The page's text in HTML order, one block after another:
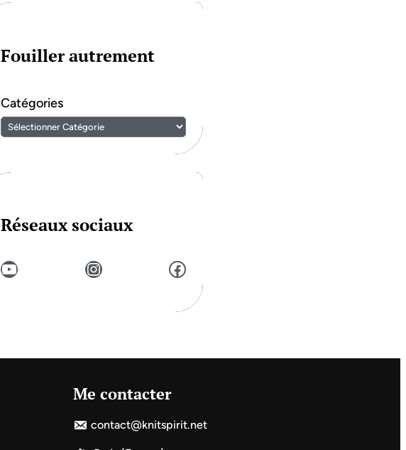
Fouiller autrement
Catégories
Réseaux sociaux
YouTube Instagram Facebook
Me contacter
contact@knitspirit.net